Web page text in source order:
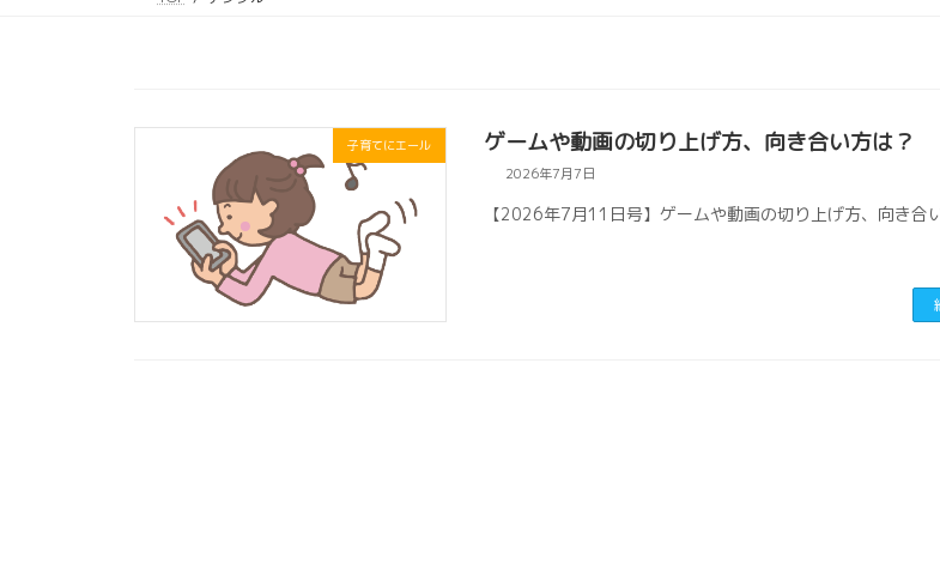
子育てにエール ゲームや動画の切り上げ方、向き合い方は？
2026年7月7日
【2026年7月11日号】ゲームや動画の切り上げ方、向き合